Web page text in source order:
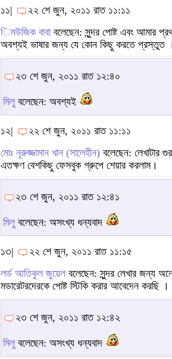
১১|
২২ শে জুন, ২০১১ রাত ১১:১১
িমউজিক বাবাবলেছেন: সুন্দর পোষ্ট এবং আমার
অবশ্যই ভাষার জন্য যে কোন কিছু করতে প্রস্তুত ।
২৩ শে জুন, ২০১১ রাত ১২:৪০
মিলু বলেছেন: অবশ্যই
১২|
২২ শে জুন, ২০১১ রাত ১১:১১
মোঃ নূরুজ্জামান খান (সালেহীন) বলেছেন: লেখাটার
এতক্ষণ বেশকিছু ফেসবুক গ্রুপে শেয়ার করলাম।
২৩ শে জুন, ২০১১ রাত ১২:৪১
মিলু বলেছেন: অসংখ্য ধন্যবাদ
১৩|
২২ শে জুন, ২০১১ রাত ১১:১৫
লর্ড আতিকুল জুয়েল বলেছেন: সুন্দর লেখার জন্য
মডারেটরদেরকে পোষ্ট স্টিকি করার আবেদেন করছি ।
২৩ শে জুন, ২০১১ রাত ১২:৪২
মিলু বলেছেন: অসংখ্য ধন্যবাদ